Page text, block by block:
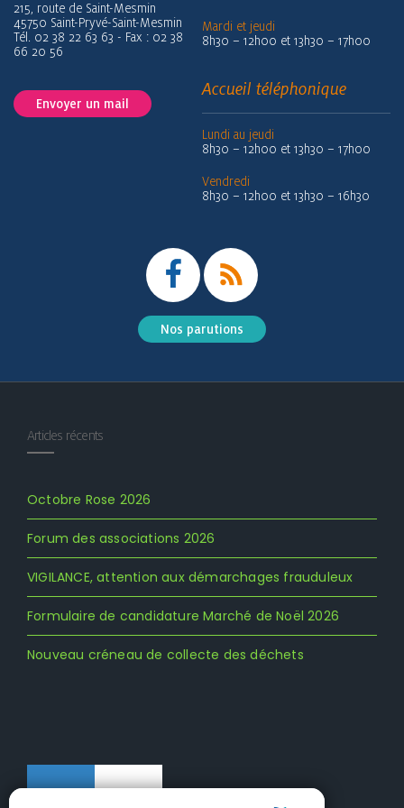
215, route de Saint-Mesmin
45750 Saint-Pryvé-Saint-Mesmin
Tél. 02 38 22 63 63 - Fax : 02 38
66 20 56
Envoyer un mail
Mardi et jeudi
8h30 – 12h00 et 13h30 – 17h00
Accueil téléphonique
Lundi au jeudi
8h30 – 12h00 et 13h30 – 17h00
Vendredi
8h30 – 12h00 et 13h30 – 16h30
Nos parutions
Articles récents
Octobre Rose 2026
Forum des associations 2026
VIGILANCE, attention aux démarchages frauduleux
Formulaire de candidature Marché de Noël 2026
Nouveau créneau de collecte des déchets